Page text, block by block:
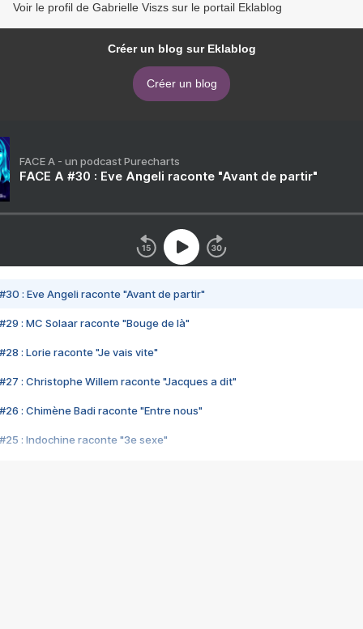
Voir le profil de Gabrielle Viszs sur le portail Eklablog
Créer un blog sur Eklablog
Créer un blog
FACE A - un podcast Purecharts
FACE A #30 : Eve Angeli raconte "Avant de partir"
#30 : Eve Angeli raconte "Avant de partir"
#29 : MC Solaar raconte "Bouge de là"
#28 : Lorie raconte "Je vais vite"
#27 : Christophe Willem raconte "Jacques a dit"
#26 : Chimène Badi raconte "Entre nous"
#25 : Indochine raconte "3e sexe"